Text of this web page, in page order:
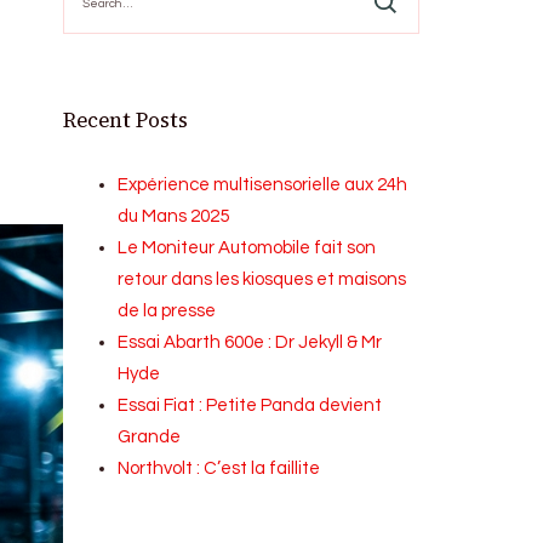
Recent Posts
Expérience multisensorielle aux 24h
du Mans 2025
Le Moniteur Automobile fait son
retour dans les kiosques et maisons
de la presse
Essai Abarth 600e : Dr Jekyll & Mr
Hyde
Essai Fiat : Petite Panda devient
Grande
Northvolt : C’est la faillite